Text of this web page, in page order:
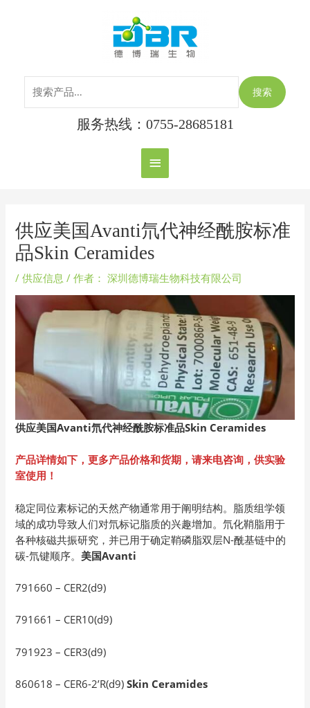
主
菜
单
搜索
服务热线：0755-28685181
供应美国Avanti氘代神经酰胺标准
品Skin Ceramides
/供应信息 / 作者： 深圳德博瑞生物科技有限公司
供应美国Avanti氘代神经酰胺标准品Skin Ceramides
产品详情如下，更多产品价格和货期，请来电咨询，供实验
室使用！
稳定同位素标记的天然产物通常用于阐明结构。脂质组学领
域的成功导致人们对氘标记脂质的兴趣增加。氘化鞘脂用于
各种核磁共振研究，并已用于确定鞘磷脂双层N-酰基链中的
碳-氘键顺序。美国Avanti
791660 – CER2(d9)
791661 – CER10(d9)
791923 – CER3(d9)
860618 – CER6-2’R(d9)Skin Ceramides